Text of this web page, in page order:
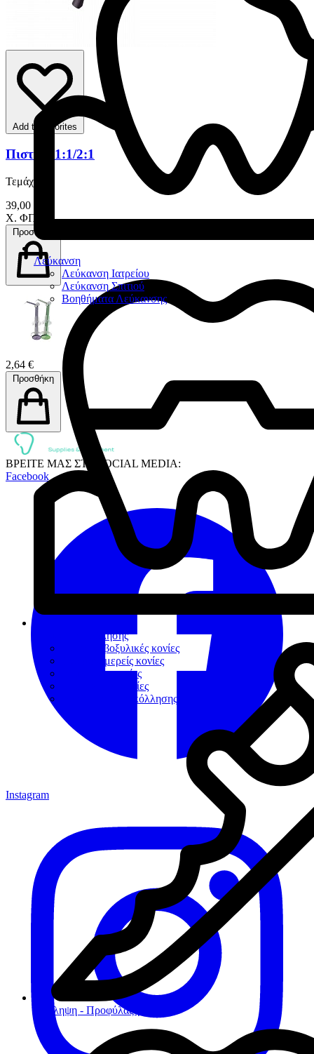
Λεύκανση
Λεύκανση Ιατρείου
Λεύκανση Σπιτιού
Βοηθήματα Λεύκανσης
Κονίες Συγκόλλησης
Πολυκαρβοξυλικές κονίες
Υαλοϊονομερείς κονίες
Ρητινώδεις κονίες
Προσωρινές κονίες
Βοηθήματα συγκόλλησης
Πρόληψη - Προφύλαξη
Add to favorites
Πιστόλι 1:1/2:1
Τεμάχιο
39,00 €
Χ. ΦΠΑ
Προσθήκη
2,64 €
Προσθήκη
ΒΡΕΙΤΕ ΜΑΣ ΣΤΑ SOCIAL MEDIA:
Facebook
Instagram